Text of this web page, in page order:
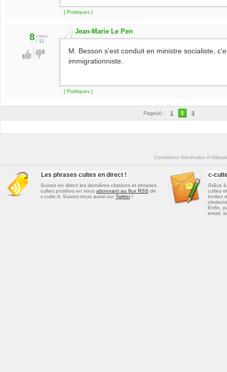
[ Politiques ]
8 votes
/ 11
Jean-Marie Le Pen
M. Besson s'est conduit en ministre socialiste,
immigrationniste.
[ Politiques ]
Page(s) : 1 2 3
Conditions Générales
Les phrases cultes en direct !
Suivez en direct les dernières citations et phrases
cultes postées en vous abonnant au flux RSS de
c-culte.fr. Suivez-nous aussi sur Twitter!
c-
Grâce
cultes
Invitez
citations
Enfin,
email,